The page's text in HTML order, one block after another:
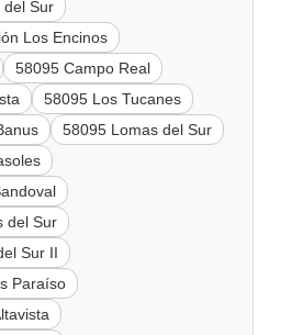
del Sur
Los Encinos
58095 Campo Real
58095 Los Tucanes
58095 Lomas del Sur
del Sur
Sur II
Paraíso